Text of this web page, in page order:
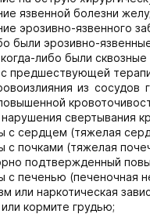
язвенной болезни
эрозивно-язвенного
были эрозивно-
либо были
с предшествующей
из сосудов
свертывания
с сердцем (тяжелая
с почками (тяжелая
подтвержденный
с печенью (печеночная
или наркотическая
кормите грудью;